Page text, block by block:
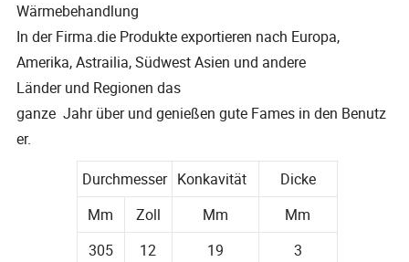
Wärmebehandlung
In der Firma.die Produkte exportieren nach Europa,
Amerika, Astrailia, Südwest Asien und andere
Länder und Regionen das
ganze Jahr über und genießen gute Fames in den Benutz
er.
Durchmesser Konkavität
Dicke
Mm
Zoll Mm
Mm
305
12 19
3